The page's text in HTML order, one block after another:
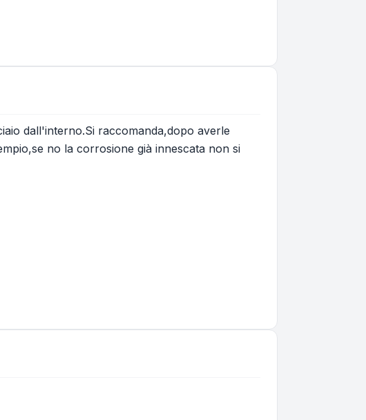
dall'interno.Si raccomanda,dopo averle
no la corrosione già innescata non si